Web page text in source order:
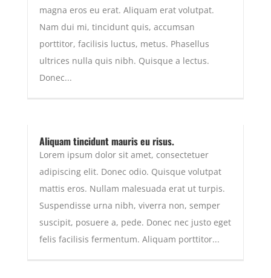
magna eros eu erat. Aliquam erat volutpat.
Nam dui mi, tincidunt quis, accumsan
porttitor, facilisis luctus, metus. Phasellus
ultrices nulla quis nibh. Quisque a lectus.
Donec...
Aliquam tincidunt mauris eu risus.
Lorem ipsum dolor sit amet, consectetuer
adipiscing elit. Donec odio. Quisque volutpat
mattis eros. Nullam malesuada erat ut turpis.
Suspendisse urna nibh, viverra non, semper
suscipit, posuere a, pede. Donec nec justo eget
felis facilisis fermentum. Aliquam porttitor...